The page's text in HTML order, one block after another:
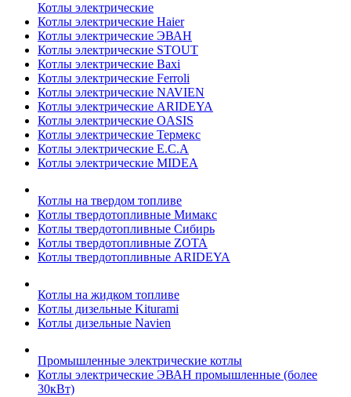
Котлы электрические
Котлы электрические Haier
Котлы электрические ЭВАН
Котлы электрические STOUT
Котлы электрические Baxi
Котлы электрические Ferroli
Котлы электрические NAVIEN
Котлы электрические ARIDEYA
Котлы электрические OASIS
Котлы электрические Термекс
Котлы электрические E.C.A
Котлы электрические MIDEA
Котлы на твердом топливе
Котлы твердотопливные Мимакс
Котлы твердотопливные Сибирь
Котлы твердотопливные ZOTA
Котлы твердотопливные ARIDEYA
Котлы на жидком топливе
Котлы дизельные Kiturami
Котлы дизельные Navien
Промышленные электрические котлы
Котлы электрические ЭВАН промышленные (более
30кВт)